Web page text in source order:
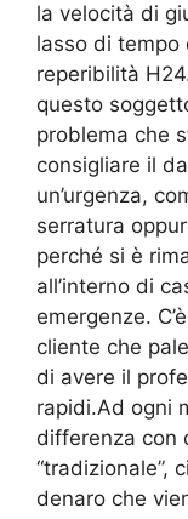
la velocità di
lasso di tempo
reperibilità
questo
problema che
consigliare il
un’urgenza,
serratura
perché si è
all’interno di
emergenze.
cliente che
di avere il
rapidi.Ad ogni
differenza con
“tradizionale”,
denaro che